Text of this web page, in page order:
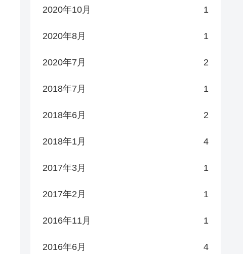
2020年10月 1
2020年8月 1
2020年7月 2
2018年7月 1
2018年6月 2
2018年1月 4
2017年3月 1
2017年2月 1
2016年11月 1
2016年6月 4